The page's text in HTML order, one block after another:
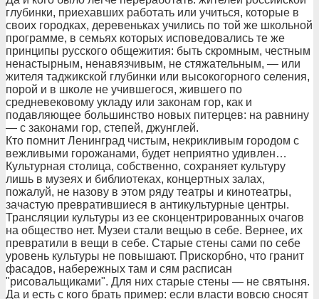
глубинки, приехавших работать или учиться, которые в
своих городках, деревеньках учились по той же школьной
программе, в семьях которых исповедовались те же
принципы русского общежития: быть скромным, честным
ненастырным, ненавязчивым, не стяжательным, — или
жителя таджикской глубинки или высокогорного селения,
порой и в школе не учившегося, жившего по
средневековому укладу или законам гор, как и
подавляющее большинство новых питерцев: на равнину
— с законами гор, степей, джунглей.
Кто помнит Ленинград чистым, некрикливым городом с
вежливыми горожанами, будет неприятно удивлен…
Культурная столица, собственно, сохраняет культуру
лишь в музеях и библиотеках, концертных залах,
пожалуй, не назову в этом ряду театры и кинотеатры,
зачастую превратившиеся в антикультурные центры.
Трансляции культуры из ее сконцентрированных очагов
на общество нет. Музеи стали вещью в себе. Вернее, их
превратили в вещи в себе. Старые стены сами по себе
уровень культуры не повышают. Прискорбно, что гранит
фасадов, набережных там и сям расписан
"рисовальщиками". Для них старые стены — не святыня.
Да и есть с кого брать пример: если власти вовсю сносят